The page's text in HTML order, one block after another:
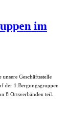
im
Geschäftsstelle
der 1.Bergungsgruppen
8 Ortsverbänden teil.